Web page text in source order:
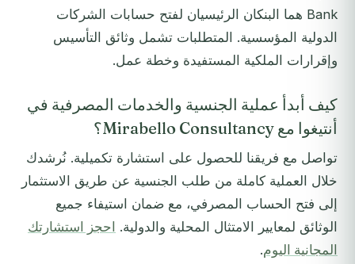
Bank هما البنكان الرئيسيان لفتح حسابات الشركات
الدولية المؤسسية. المتطلبات تشمل وثائق التأسيس
وإقرارات الملكية المستفيدة وخطة عمل.
كيف أبدأ عملية الجنسية والخدمات المصرفية في
أنتيغوا مع Mirabello Consultancy؟
تواصل مع فريقنا للحصول على استشارة تكميلية. نُرشدك
خلال العملية كاملة من طلب الجنسية عن طريق الاستثمار
إلى فتح الحساب المصرفي، مع ضمان استيفاء جميع
الوثائق لمعايير الامتثال المحلية والدولية. احجز استشارتك
المجانية اليوم.